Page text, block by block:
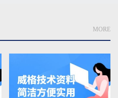
MORE